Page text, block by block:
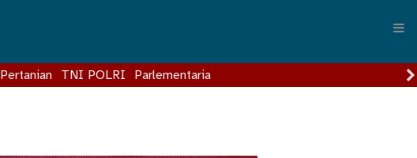
Pertanian TNI POLRI Parlementaria